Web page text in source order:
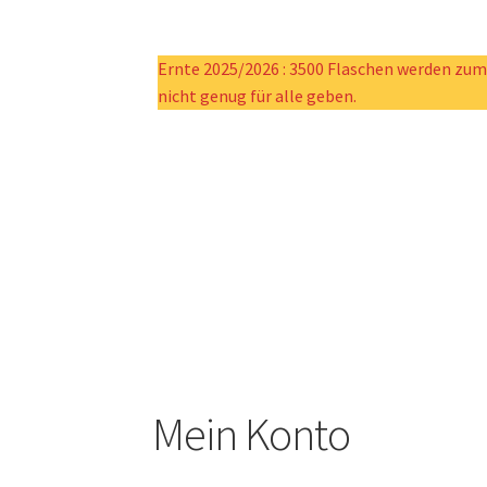
Ernte 2025/2026 : 3500 Flaschen werden
nicht genug für alle geben.
Mein Konto